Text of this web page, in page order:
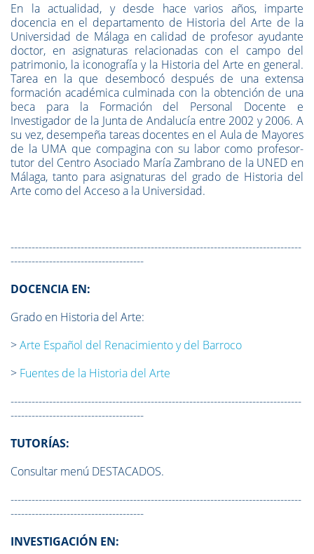
En la actualidad, y desde hace varios años, imparte
docencia en el departamento de Historia del Arte de la
Universidad de Málaga en calidad de profesor ayudante
doctor, en asignaturas relacionadas con el campo del
patrimonio, la iconografía y la Historia del Arte en general.
Tarea en la que desembocó después de una extensa
formación académica culminada con la obtención de una
beca para la Formación del Personal Docente e
Investigador de la Junta de Andalucía entre 2002 y 2006. A
su vez, desempeña tareas docentes en el Aula de Mayores
de la UMA que compagina con su labor como profesor-
tutor del Centro Asociado María Zambrano de la UNED en
Málaga, tanto para asignaturas del grado de Historia del
Arte como del Acceso a la Universidad.
-----------------------------------------------------------------------------------
--------------------------------------
DOCENCIA EN:
Grado en Historia del Arte:
>Arte Español del Renacimiento y del Barroco
> Fuentes de la Historia del Arte
-----------------------------------------------------------------------------------
--------------------------------------
TUTORÍAS:
Consultar menú DESTACADOS.
-----------------------------------------------------------------------------------
--------------------------------------
INVESTIGACIÓN EN: